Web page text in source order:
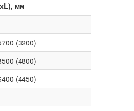
мм
(3200)
(4800)
(4450)